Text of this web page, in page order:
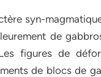
syn-
de
figures de
de blocs de